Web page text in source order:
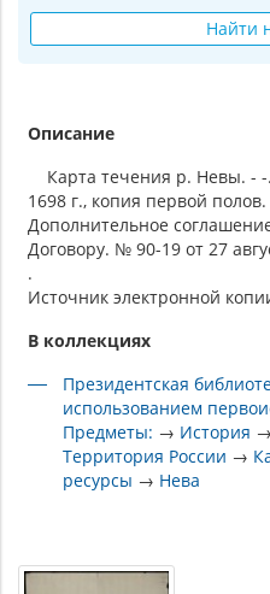
Найти
Описание
Карта течения р. Невы. - -
1698 г., копия первой
Дополнительное
Договору. № 90-19 от 27
.
Источник электронной
В коллекциях
Президентская
использованием
Предметы: → История
Территория России →
ресурсы → Нева